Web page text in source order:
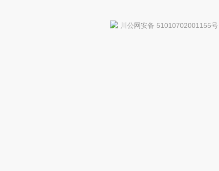
川公网安备 51010702001155号